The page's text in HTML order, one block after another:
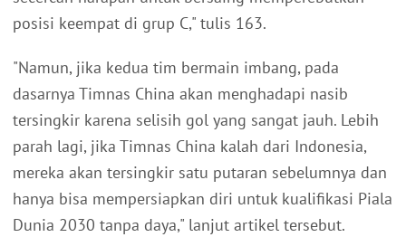
posisi keempat di grup C," tulis 163.
"Namun, jika kedua tim bermain imbang, pada
dasarnya Timnas China akan menghadapi nasib
tersingkir karena selisih gol yang sangat jauh. Lebih
parah lagi, jika Timnas China kalah dari Indonesia,
mereka akan tersingkir satu putaran sebelumnya dan
hanya bisa mempersiapkan diri untuk kualifikasi Piala
Dunia 2030 tanpa daya," lanjut artikel tersebut.